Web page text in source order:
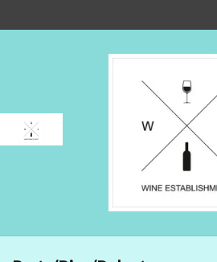
Sparkling Wines
Red Wines